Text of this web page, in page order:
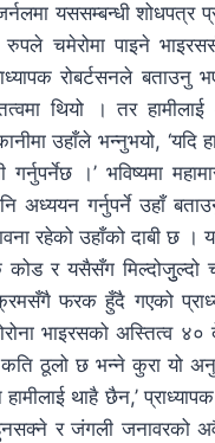
यससम्बन्धी शोधपत्र
चमेरोमा पाइने
रोबर्टसनले
थियो । तर
उहाँले भन्नुभयो,
गर्नुपर्नेछ ।’ भविष्यमा
अध्ययन गर्नुपर्ने उहाँ
रहेको उहाँको दाबी छ ।
र यसैसँग मिल्दोजुुल्दो
फरक हुँदै गएको
भाइरसको अस्तित्व ४०
ठूलो छ भन्ने कुरा यो
थाहै छैन,’
र जंगली जनावरको